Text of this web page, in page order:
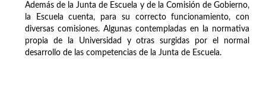
Además de la Junta de Escuela y de la Comisión de Gobierno,
la Escuela cuenta, para su correcto funcionamiento, con
diversas comisiones. Algunas contempladas en la normativa
propia de la Universidad y otras surgidas por el normal
desarrollo de las competencias de la Junta de Escuela.